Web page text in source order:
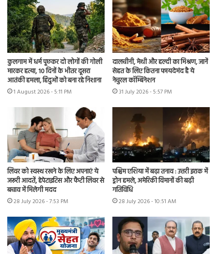
कुलगाम में धर्म पूछकर दो लोगों की गोली
मारकर हत्या, 10 दिनों के भीतर दूसरा
आतंकी हमला, हिंदुओं को बना रहे निशाना
1 August 2026 - 5:11 PM
दालचीनी, मेथी और हल्दी का मिश्रण, जानें
सेहत के लिए कितना फायदेमंद है ये
नेचुरल कॉम्बिनेशन
31 July 2026 - 5:57 PM
लिवर को स्वस्थ रखने के लिए अपनाएं ये
जरूरी आदतें, हेपेटाइटिस और फैटी लिवर से
बचाव में मिलेगी मदद
28 July 2026 - 7:53 PM
पश्चिम एशिया में बढ़ा तनाव : उत्तरी इराक में
ड्रोन हमले, अमेरिकी विमानों की बढ़ी
गतिविधि
28 July 2026 - 10:51 AM